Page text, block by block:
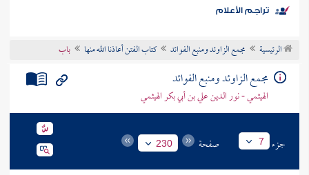
موضوعي
تراجم الأعلام
الرئيسية مجمع الزاوئد ومنبع الفوائد كتاب الفتن أعاذنا الله منها باب
مجمع الزاوئد ومنبع الفوائد
الهيثمي - نور الدين علي بن أبي بكر الهيثمي
جزء 7 صفحة 230